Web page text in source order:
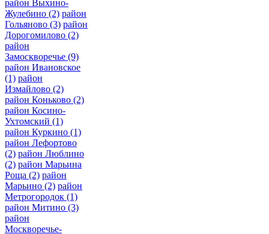
район Выхино-
Жулебино (2) район
Гольяново (3) район
Дорогомилово (2)
район
Замоскворечье (9)
район Ивановское
(1) район
Измайлово (2)
район Коньково (2)
район Косино-
Ухтомский (1)
район Куркино (1)
район Лефортово
(2) район Люблино
(2) район Марьина
Роща (2) район
Марьино (2) район
Метрогородок (1)
район Митино (3)
район
Москворечье-